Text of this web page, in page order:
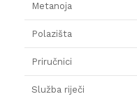
Metanoja
Polazišta
Priručnici
Služba riječi